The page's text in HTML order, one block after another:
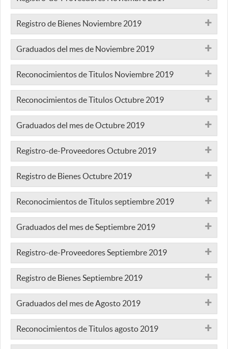
Registro de Bienes Noviembre 2019
Graduados del mes de Noviembre 2019
Reconocimientos de Titulos Noviembre 2019
Reconocimientos de Titulos Octubre 2019
Graduados del mes de Octubre 2019
Registro-de-Proveedores Octubre 2019
Registro de Bienes Octubre 2019
Reconocimientos de Titulos septiembre 2019
Graduados del mes de Septiembre 2019
Registro-de-Proveedores Septiembre 2019
Registro de Bienes Septiembre 2019
Graduados del mes de Agosto 2019
Reconocimientos de Titulos agosto 2019